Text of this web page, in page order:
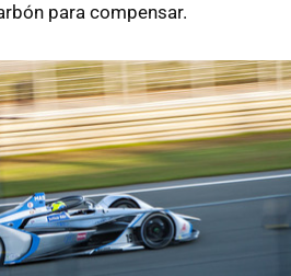
para compensar.